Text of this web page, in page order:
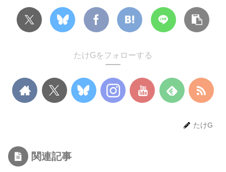
たけGをフォローする
たけG
関連記事